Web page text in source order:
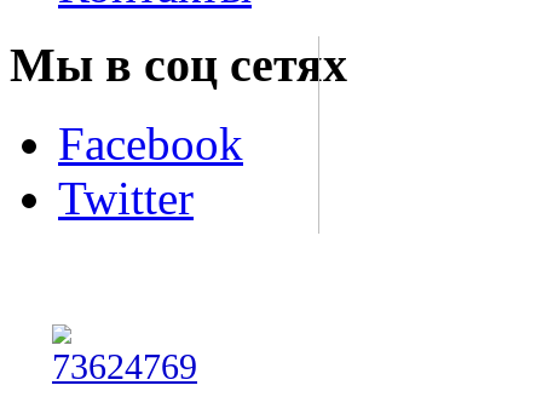
Мы в соц сетях
Facebook
Twitter